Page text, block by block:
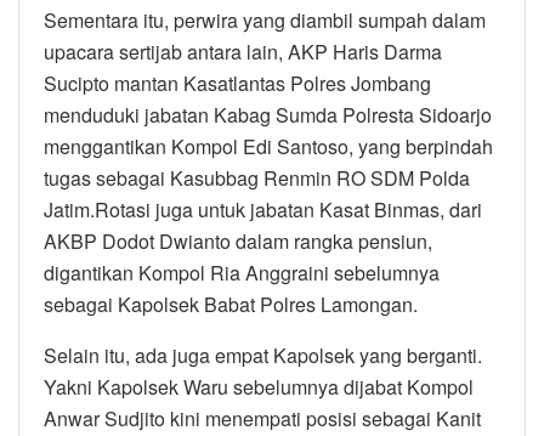
Sementara itu, perwira yang diambil sumpah dalam
upacara sertijab antara lain, AKP Haris Darma
Sucipto mantan Kasatlantas Polres Jombang
menduduki jabatan Kabag Sumda Polresta Sidoarjo
menggantikan Kompol Edi Santoso, yang berpindah
tugas sebagai Kasubbag Renmin RO SDM Polda
Jatim.Rotasi juga untuk jabatan Kasat Binmas, dari
AKBP Dodot Dwianto dalam rangka pensiun,
digantikan Kompol Ria Anggraini sebelumnya
sebagai Kapolsek Babat Polres Lamongan.
Selain itu, ada juga empat Kapolsek yang berganti.
Yakni Kapolsek Waru sebelumnya dijabat Kompol
Anwar Sudjito kini menempati posisi sebagai Kanit